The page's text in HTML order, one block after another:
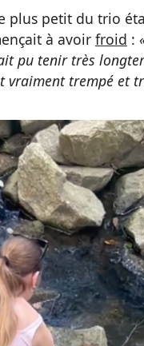
plus petit du trio
à avoir froid :
pu tenir très
vraiment trempé et